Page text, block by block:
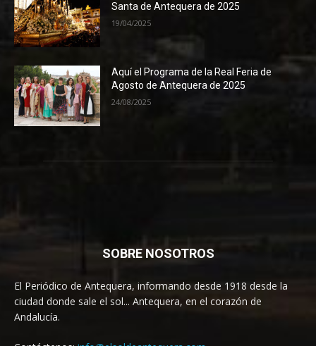
Santa de Antequera de 2025
19/04/2025
Aquí el Programa de la Real Feria de
Agosto de Antequera de 2025
24/08/2025
SOBRE NOSOTROS
El Periódico de Antequera, informando desde 1918 desde la
ciudad donde sale el sol... Antequera, en el corazón de
Andalucía.